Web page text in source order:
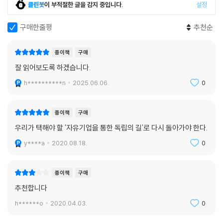
클린봇이 부적절한 글을 감지 중입니다. 설정
구매한줄평 추천순
종이책 구매
잘 읽어보도록 하겠습니다.
h**********n 2025.06.06. 0
종이책 구매
우리가 택해야 할 '자유기업을 통한 독립의 길'로 다시 돌아가야 한다.
y****a 2020.08.18. 0
종이책 구매
추천합니다
h******o 2020.04.03. 0